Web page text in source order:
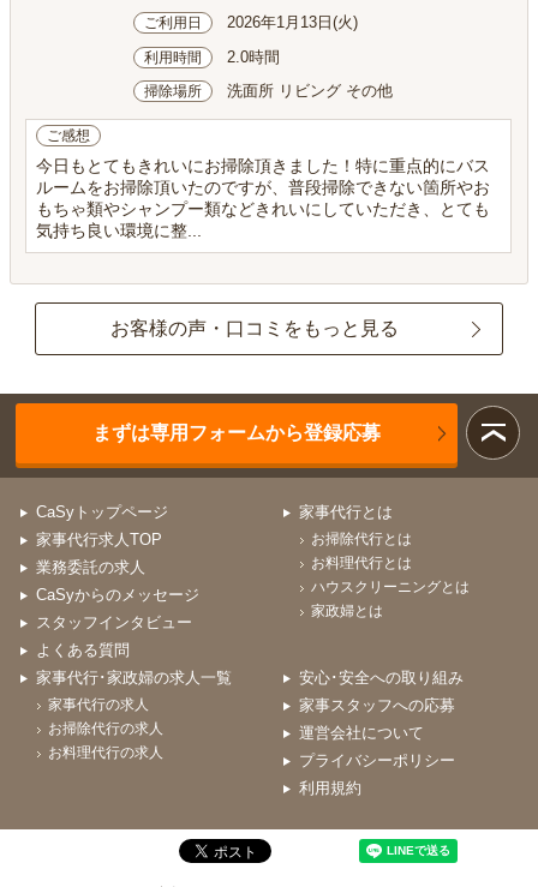
ご利用日 2026年1月13日(火)
利用時間 2.0時間
掃除場所 洗面所 リビング その他
ご感想
今日もとてもきれいにお掃除頂きました！特に重点的にバス
ルームをお掃除頂いたのですが、普段掃除できない箇所やお
もちゃ類やシャンプー類などきれいにしていただき、とても
気持ち良い環境に整...
お客様の声・口コミをもっと見る
まずは専用フォームから登録応募
CaSyトップページ
家事代行求人TOP
業務委託の求人
CaSyからのメッセージ
スタッフインタビュー
よくある質問
家事代行とは
お掃除代行とは
お料理代行とは
ハウスクリーニングとは
家政婦とは
家事代行･家政婦の求人一覧
家事代行の求人
お掃除代行の求人
お料理代行の求人
安心･安全への取り組み
家事スタッフへの応募
運営会社について
プライバシーポリシー
利用規約